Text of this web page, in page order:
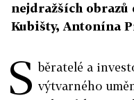
nejdražších obrazů
Kubišty, Antonína
S běratelé a
výtvarného